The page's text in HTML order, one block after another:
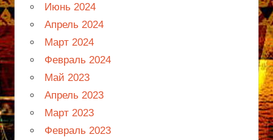
Июнь 2024
Апрель 2024
Март 2024
Февраль 2024
Май 2023
Апрель 2023
Март 2023
Февраль 2023